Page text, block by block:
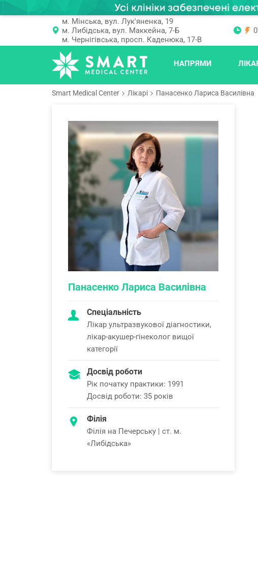
м. Мінська, вул. Лук'яненка, 19
м. Либідська, вул. Маккейна, 7-Б
м. Чернігівська, просп. Каденюка, 17-В
НАПРЯМИ
Smart Medical Center Лікарі Панасенко Лариса Василівна
Панасенко Лариса Василівна
Спеціальність
Лікар ультразвукової діагностики,
лікар-акушер-гінеколог вищої
категорії
Досвід роботи
Рік початку практики: 1991
Досвід роботи: 35 років
Філія
Філія на Печерську | ст. м.
«Либідська»